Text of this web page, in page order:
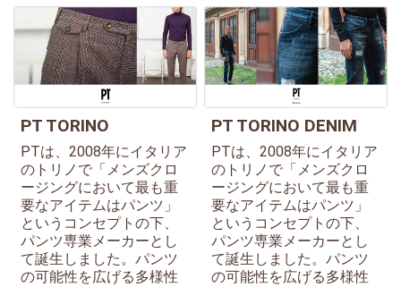
PT TORINO
PTは、2008年にイタリア
のトリノで「メンズクロ
ージングにおいて最も重
要なアイテムはパンツ」
というコンセプトの下、
パンツ専業メーカーとし
て誕生しました。パンツ
の可能性を広げる多様性
PT TORINO DENIM
PTは、2008年にイタリア
のトリノで「メンズクロ
ージングにおいて最も重
要なアイテムはパンツ」
というコンセプトの下、
パンツ専業メーカーとし
て誕生しました。パンツ
の可能性を広げる多様性